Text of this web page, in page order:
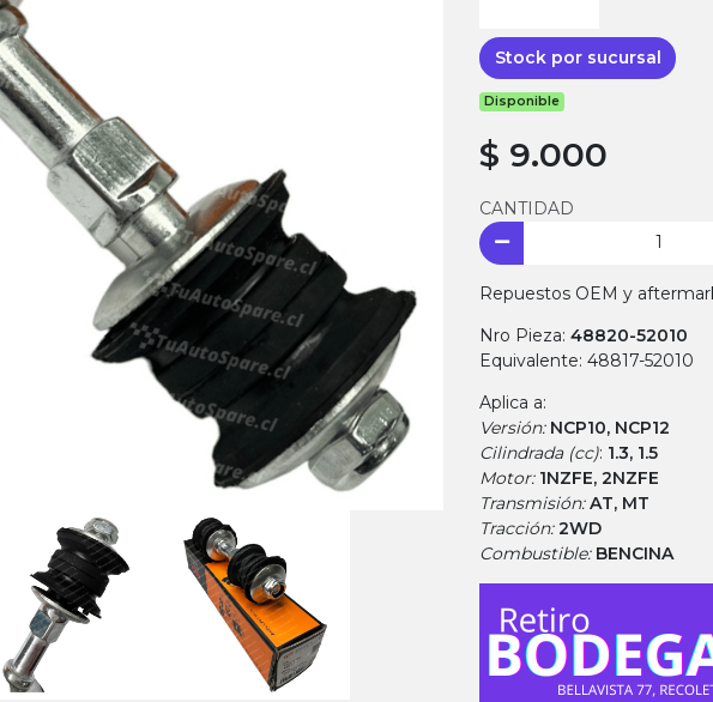
Stock por sucursal
Disponible
$ 9.000
CANTIDAD
Repuestos OEM y
Nro Pieza: 48820-52010
Equivalente: 48817-52010
Aplica a:
Versión: NCP10, NCP12
Cilindrada (cc): 1.3, 1.5
Motor: 1NZFE, 2NZFE
Transmisión:AT, MT
Tracción:2WD
Combustible: BENCINA